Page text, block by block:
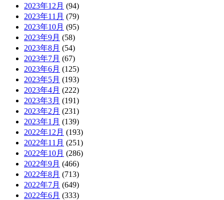
2023年12月 (94)
2023年11月 (79)
2023年10月 (95)
2023年9月 (58)
2023年8月 (54)
2023年7月 (67)
2023年6月 (125)
2023年5月 (193)
2023年4月 (222)
2023年3月 (191)
2023年2月 (231)
2023年1月 (139)
2022年12月 (193)
2022年11月 (251)
2022年10月 (286)
2022年9月 (466)
2022年8月 (713)
2022年7月 (649)
2022年6月 (333)